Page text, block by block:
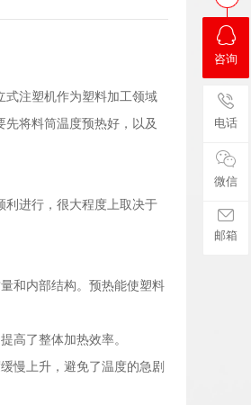
式注塑机作为塑料加工领域
将料筒温度预热好，以及
利进行，很大程度上取决于
和内部结构。预热能使塑料
高了整体加热效率。
慢上升，避免了温度的急剧
咨询
电话
微信
邮箱